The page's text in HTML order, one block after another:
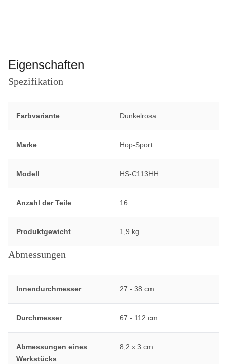
Eigenschaften
Spezifikation
Farbvariante Dunkelrosa
Marke Hop-Sport
Modell HS-C113HH
Anzahl der Teile 16
Produktgewicht 1,9 kg
Abmessungen
Innendurchmesser 27 - 38 cm
Durchmesser 67 - 112 cm
Abmessungen eines
Werkstücks
8,2 x 3 cm